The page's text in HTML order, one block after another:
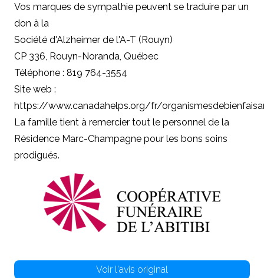
Vos marques de sympathie peuvent se traduire par un
don à la
Société d'Alzheimer de l'A-T (Rouyn)
CP 336, Rouyn-Noranda, Québec
Téléphone : 819 764-3554
Site web :
https://www.canadahelps.org/fr/
La famille tient à remercier tout le personnel de la
Résidence Marc-Champagne pour les bons soins
prodigués.
Voir l'avis original